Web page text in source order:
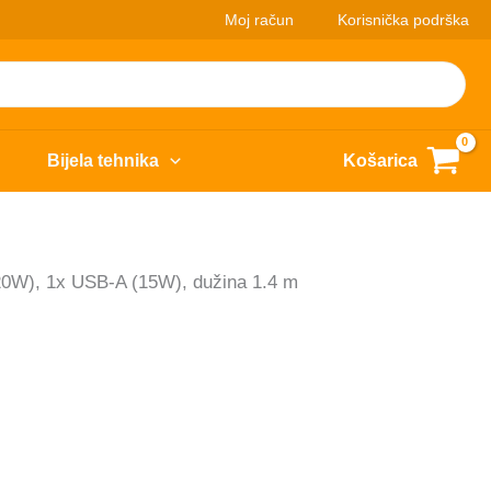
Moj račun Korisnička podrška
Bijela tehnika Košarica
1x USB-A (15W), dužina 1.4 m